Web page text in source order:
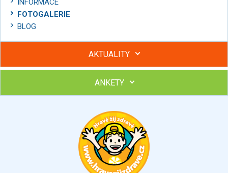
INFORMACE
FOTOGALERIE
BLOG
AKTUALITY
Hubněte s podporou lektorky a skupiny v kurzech STOBu
Chcete poradit s hubnutím? Najděte si odborníka STOBu ve
ANKETY